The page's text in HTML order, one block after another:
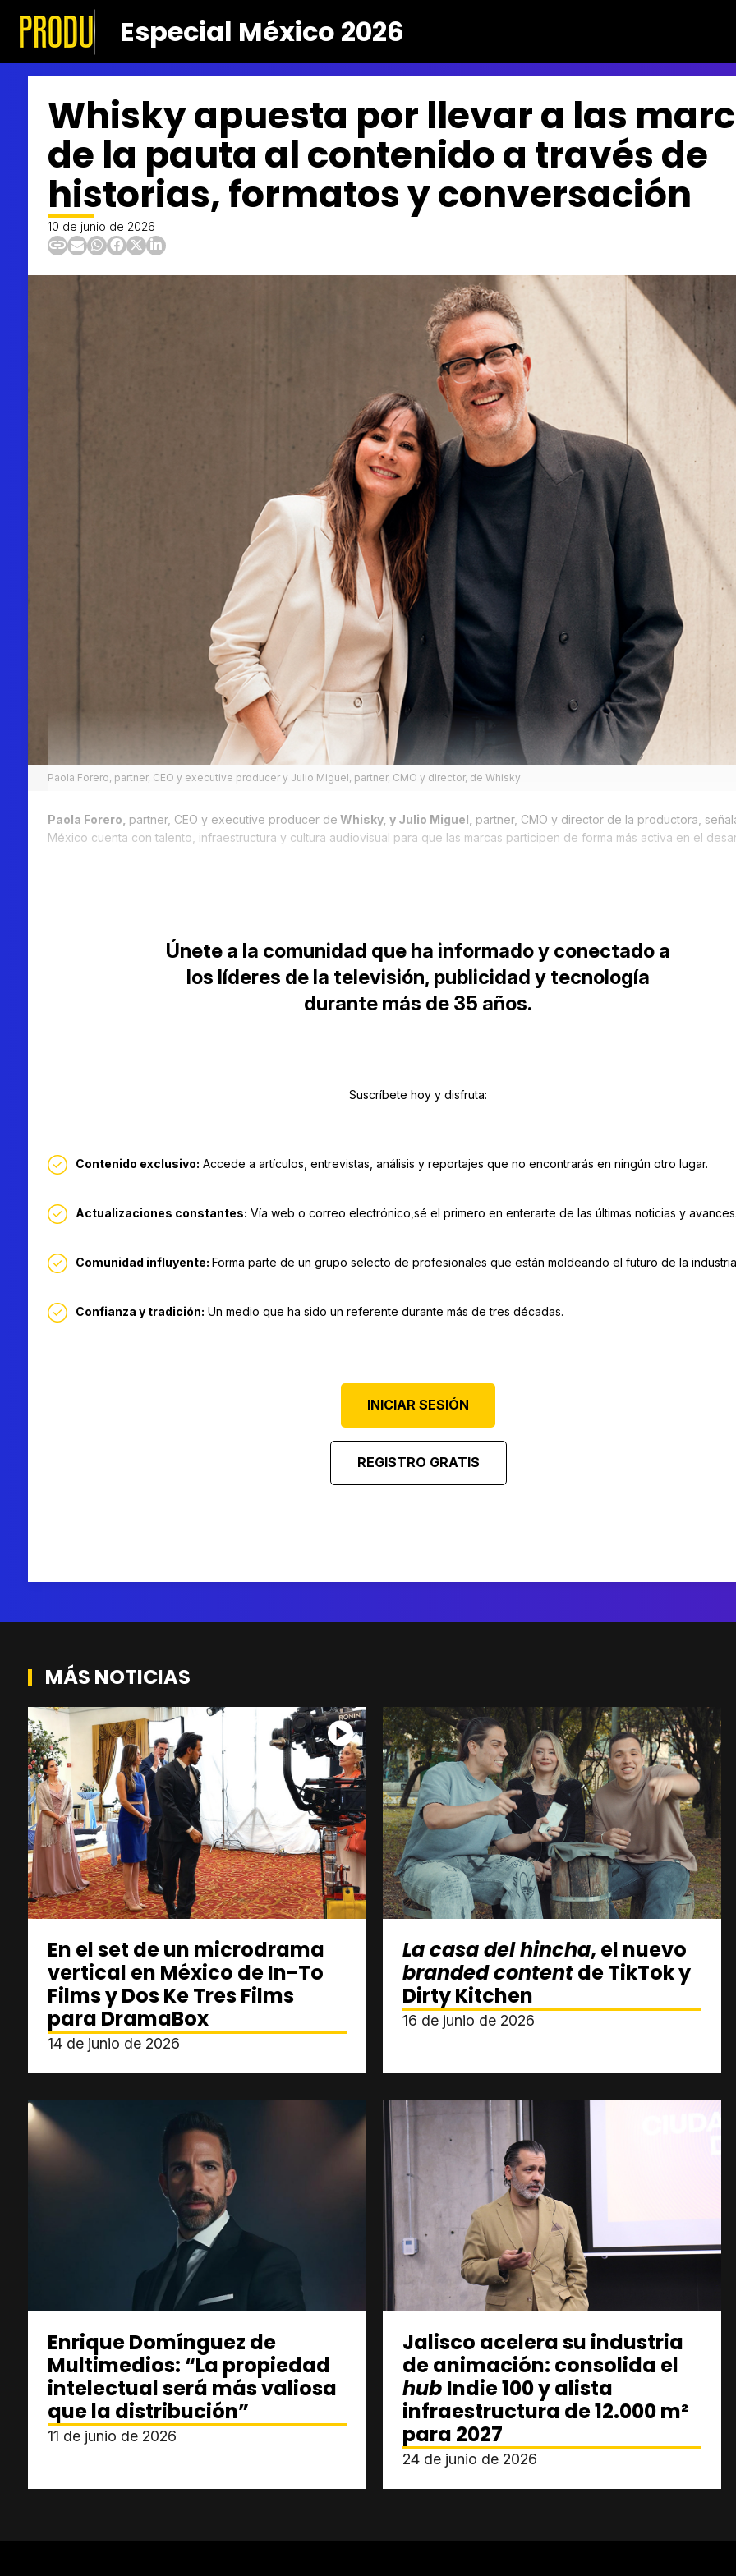
Especial México 2026
Whisky apuesta por llevar a las
de la pauta al contenido a través de
historias, formatos y conversación
10 de junio de 2026
Paola Forero, partner, CEO y executive producer y Julio Miguel, partner, CMO y director, de Whisky
Paola Forero, partner, CEO y executive producer de Whisky, y Julio Miguel, partner, CMO y director de la productora,
México cuenta con talento, infraestructura y cultura audiovisual para que las marcas participen de forma más activa en el
Únete a la comunidad que ha informado y conectado a
los líderes de la televisión, publicidad y tecnología
durante más de 35 años.
Suscríbete hoy y disfruta:
Contenido exclusivo: Accede a artículos, entrevistas, análisis y reportajes que no encontrarás en ningún otro lugar.
Actualizaciones constantes: Vía web o correo electrónico,sé el primero en enterarte de las últimas noticias y
Comunidad influyente: Forma parte de un grupo selecto de profesionales que están moldeando el futuro de la
Confianza y tradición: Un medio que ha sido un referente durante más de tres décadas.
INICIAR SESIÓN
REGISTRO GRATIS
MÁS NOTICIAS
En el set de un microdrama
vertical en México de In-To
Films y Dos Ke Tres Films
para DramaBox
14 de junio de 2026
La casa del hincha, el nuevo
branded contentde TikTok y
Dirty Kitchen
16 de junio de 2026
Enrique Domínguez de
Multimedios: “La propiedad
intelectual será más valiosa
que la distribución”
11 de junio de 2026
Jalisco acelera su industria
de animación: consolida el
hub Indie 100 y alista
infraestructura de 12.000 m²
para 2027
24 de junio de 2026